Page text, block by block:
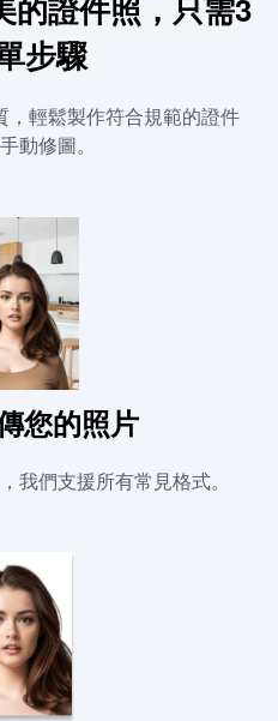
的證件照，只需3
步驟
輕鬆製作符合規範的證件
動修圖。
您的照片
我們支援所有常見格式。